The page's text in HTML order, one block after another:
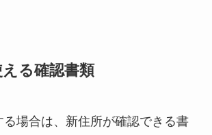
る確認書類
場合は、新住所が確認できる書